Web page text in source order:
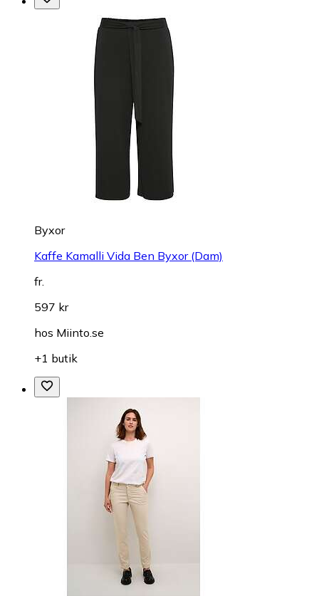
Byxor
Kaffe Kamalli Vida Ben Byxor (Dam)
fr.
597 kr
hos Miinto.se
+1 butik